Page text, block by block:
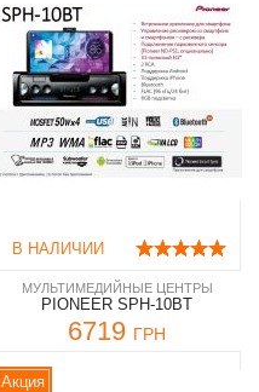
В НАЛИЧИИ
МУЛЬТИМЕДИЙНЫЕ ЦЕНТРЫ
PIONEER SPH-10BT
6719 ГРН
Акция